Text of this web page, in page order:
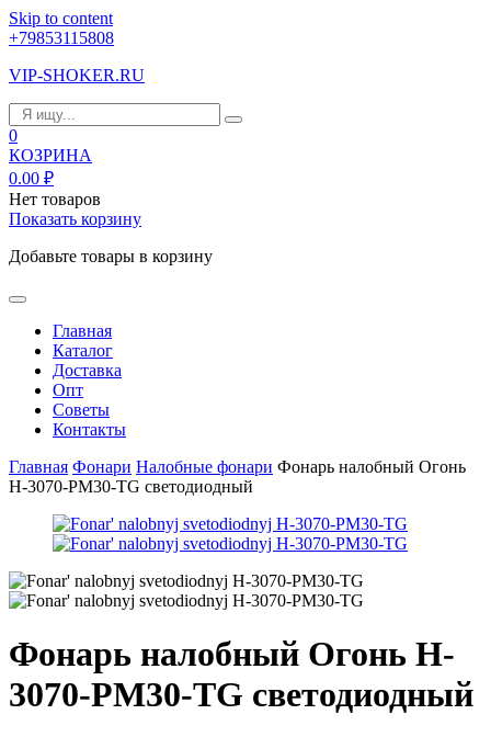
Skip to content
+79853115808
VIP-SHOKER.RU
0
КОЗРИНА
0.00 ₽
Нет товаров
Показать корзину
Добавьте товары в корзину
Главная
Каталог
Доставка
Опт
Советы
Контакты
Главная Фонари Налобные фонари Фонарь налобный Огонь
H-3070-PM30-TG светодиодный
Фонарь налобный Огонь H-
3070-PM30-TG светодиодный